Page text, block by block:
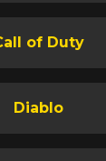
of Duty
Diablo